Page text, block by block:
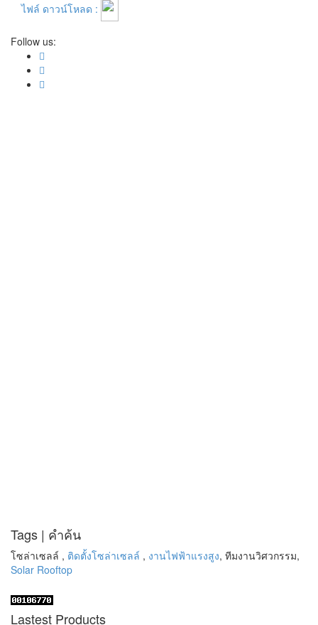
ไฟล์ ดาวน์โหลด :
Follow us:
Tags | คำค้น
โซล่าเซลล์ , ติดตั้งโซล่าเซลล์ , งานไฟฟ้าแรงสูง, ทีมงานวิศวกรรม,
Solar Rooftop
Lastest Products